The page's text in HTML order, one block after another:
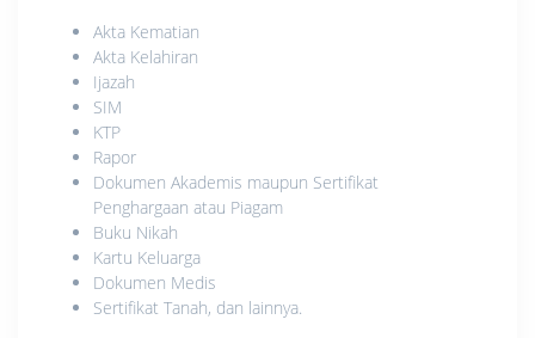
Akta Kematian
Akta Kelahiran
Ijazah
SIM
KTP
Rapor
Dokumen Akademis maupun Sertifikat
Penghargaan atau Piagam
Buku Nikah
Kartu Keluarga
Dokumen Medis
Sertifikat Tanah, dan lainnya.